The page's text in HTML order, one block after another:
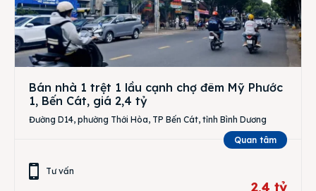
Bán nhà 1 trệt 1 lầu cạnh chợ đêm Mỹ Phước
1, Bến Cát, giá 2,4 tỷ
Đường D14, phường Thới Hòa, TP Bến Cát, tỉnh Bình Dương
Quan tâm
Tư vấn
2,4 tỷ